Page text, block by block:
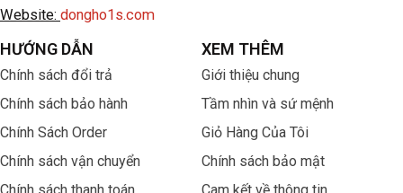
Website: dongho1s.com
HƯỚNG DẪN
Chính sách đổi trả
Chính sách bảo hành
Chính Sách Order
Chính sách vận chuyển
XEM THÊM
Giới thiệu chung
Tầm nhìn và sứ mệnh
Giỏ Hàng Của Tôi
Chính sách bảo mật